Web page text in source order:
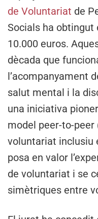
de Voluntariat de
Socials ha
10.000 euros.
dècada que
l’acompanyament
salut mental i la
una iniciativa
model peer-to-peer
voluntariat inclusiu
posa en valor
de voluntariat i se
simètriques entre